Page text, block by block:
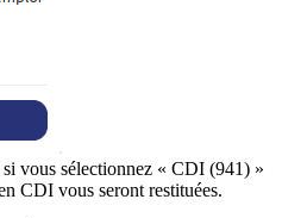
vous sélectionnez « CDI (941) »
CDI vous seront restituées.